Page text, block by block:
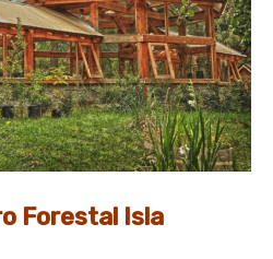
Forestal Isla